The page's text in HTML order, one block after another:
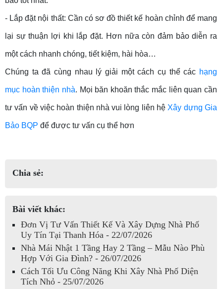
- Lắp đặt nội thất: Cần có sơ đồ thiết kế hoàn chỉnh để mang
lại sự thuận lợi khi lắp đặt. Hơn nữa còn đảm bảo diễn ra
một cách nhanh chóng, tiết kiệm, hài hòa…
Chúng ta đã cùng nhau lý giải một cách cụ thể các hạng
mục hoàn thiện nhà. Mọi băn khoăn thắc mắc liên quan cần
tư vấn về việc hoàn thiện nhà vui lòng liên hệ Xây dựng Gia
Bảo BQP để được tư vấn cụ thể hơn
Chia sẻ:
Bài viết khác:
Đơn Vị Tư Vấn Thiết Kế Và Xây Dựng Nhà Phố
Uy Tín Tại Thanh Hóa - 22/07/2026
Nhà Mái Nhật 1 Tầng Hay 2 Tầng – Mẫu Nào Phù
Hợp Với Gia Đình? - 26/07/2026
Cách Tối Ưu Công Năng Khi Xây Nhà Phố Diện
Tích Nhỏ - 25/07/2026